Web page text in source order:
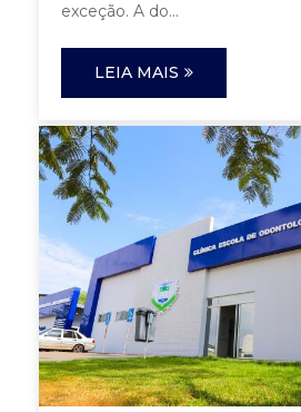
exceção. A do...
LEIA MAIS